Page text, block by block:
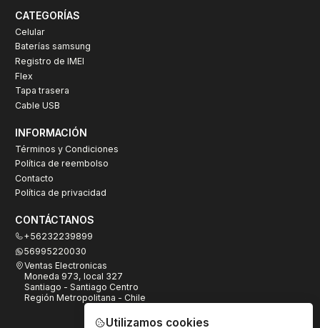
CATEGORÍAS
Celular
Baterías samsung
Registro de IMEI
Flex
Tapa trasera
Cable USB
INFORMACIÓN
Términos y Condiciones
Política de reembolso
Contacto
Política de privacidad
CONTÁCTANOS
+56232239899
56995220030
Ventas Electronicas
Moneda 973, local 327
Santiago - Santiago Centro
Región Metropolitana - Chile
Utilizamos cookies